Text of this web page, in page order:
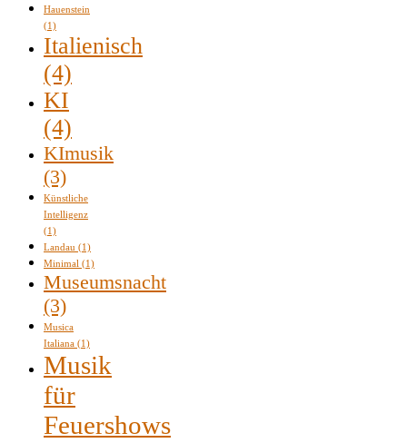
Hauenstein
(1)
Italienisch
(4)
KI
(4)
KImusik
(3)
Künstliche
Intelligenz
(1)
Landau (1)
Minimal (1)
Museumsnacht
(3)
Musica
Italiana (1)
Musik
für
Feuershows